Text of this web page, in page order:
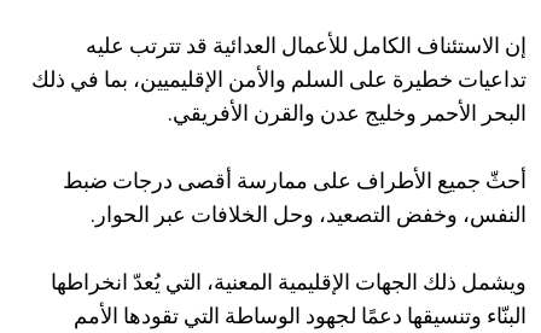
إن الاستئناف الكامل للأعمال العدائية قد تترتب عليه
تداعيات خطيرة على السلم والأمن الإقليميين، بما في ذلك
البحر الأحمر وخليج عدن والقرن الأفريقي.
أحثّ جميع الأطراف على ممارسة أقصى درجات ضبط
النفس، وخفض التصعيد، وحل الخلافات عبر الحوار.
ويشمل ذلك الجهات الإقليمية المعنية، التي يُعدّ انخراطها
البنّاء وتنسيقها دعمًا لجهود الوساطة التي تقودها الأمم